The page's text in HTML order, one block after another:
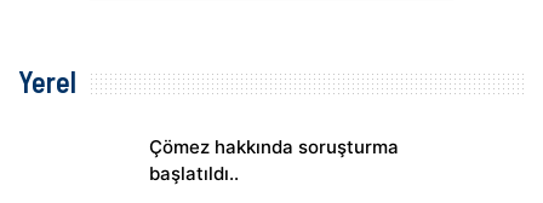
Yerel
Çömez hakkında soruşturma
başlatıldı..